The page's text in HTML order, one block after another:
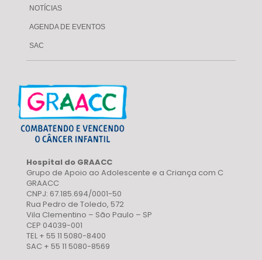
NOTÍCIAS
AGENDA DE EVENTOS
SAC
Hospital do GRAACC
Grupo de Apoio ao Adolescente e a Criança com C
GRAACC
CNPJ: 67.185.694/0001-50
Rua Pedro de Toledo, 572
Vila Clementino – São Paulo – SP
CEP 04039-001
TEL + 55 11 5080-8400
SAC + 55 11 5080-8569